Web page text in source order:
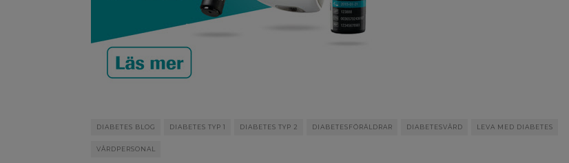
DIABETES BLOG DIABETES TYP 1 DIABETES TYP 2 DIABETESFÖRÄLDRAR DIABETESVÅRD LEVA MED DIABETES
VÅRDPERSONAL